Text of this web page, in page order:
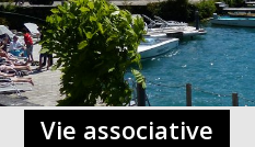
Vie associative